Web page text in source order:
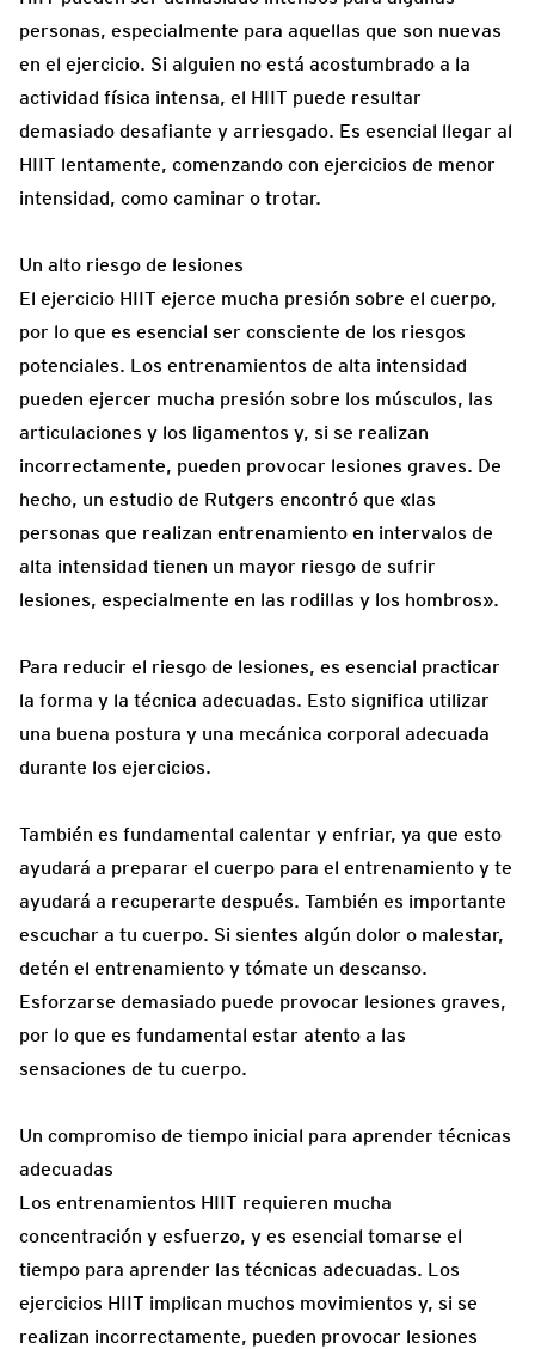
personas, especialmente para aquellas que son nuevas
en el ejercicio. Si alguien no está acostumbrado a la
actividad física intensa, el HIIT puede resultar
demasiado desafiante y arriesgado. Es esencial llegar al
HIIT lentamente, comenzando con ejercicios de menor
intensidad, como caminar o trotar.
Un alto riesgo de lesiones
El ejercicio HIIT ejerce mucha presión sobre el cuerpo,
por lo que es esencial ser consciente de los riesgos
potenciales. Los entrenamientos de alta intensidad
pueden ejercer mucha presión sobre los músculos, las
articulaciones y los ligamentos y, si se realizan
incorrectamente, pueden provocar lesiones graves. De
hecho, un estudio de Rutgers encontró que «las
personas que realizan entrenamiento en intervalos de
alta intensidad tienen un mayor riesgo de sufrir
lesiones, especialmente en las rodillas y los hombros».
Para reducir el riesgo de lesiones, es esencial practicar
la forma y la técnica adecuadas. Esto significa utilizar
una buena postura y una mecánica corporal adecuada
durante los ejercicios.
También es fundamental calentar y enfriar, ya que esto
ayudará a preparar el cuerpo para el entrenamiento y te
ayudará a recuperarte después. También es importante
escuchar a tu cuerpo. Si sientes algún dolor o malestar,
detén el entrenamiento y tómate un descanso.
Esforzarse demasiado puede provocar lesiones graves,
por lo que es fundamental estar atento a las
sensaciones de tu cuerpo.
Un compromiso de tiempo inicial para aprender técnicas
adecuadas
Los entrenamientos HIIT requieren mucha
concentración y esfuerzo, y es esencial tomarse el
tiempo para aprender las técnicas adecuadas. Los
ejercicios HIIT implican muchos movimientos y, si se
realizan incorrectamente, pueden provocar lesiones